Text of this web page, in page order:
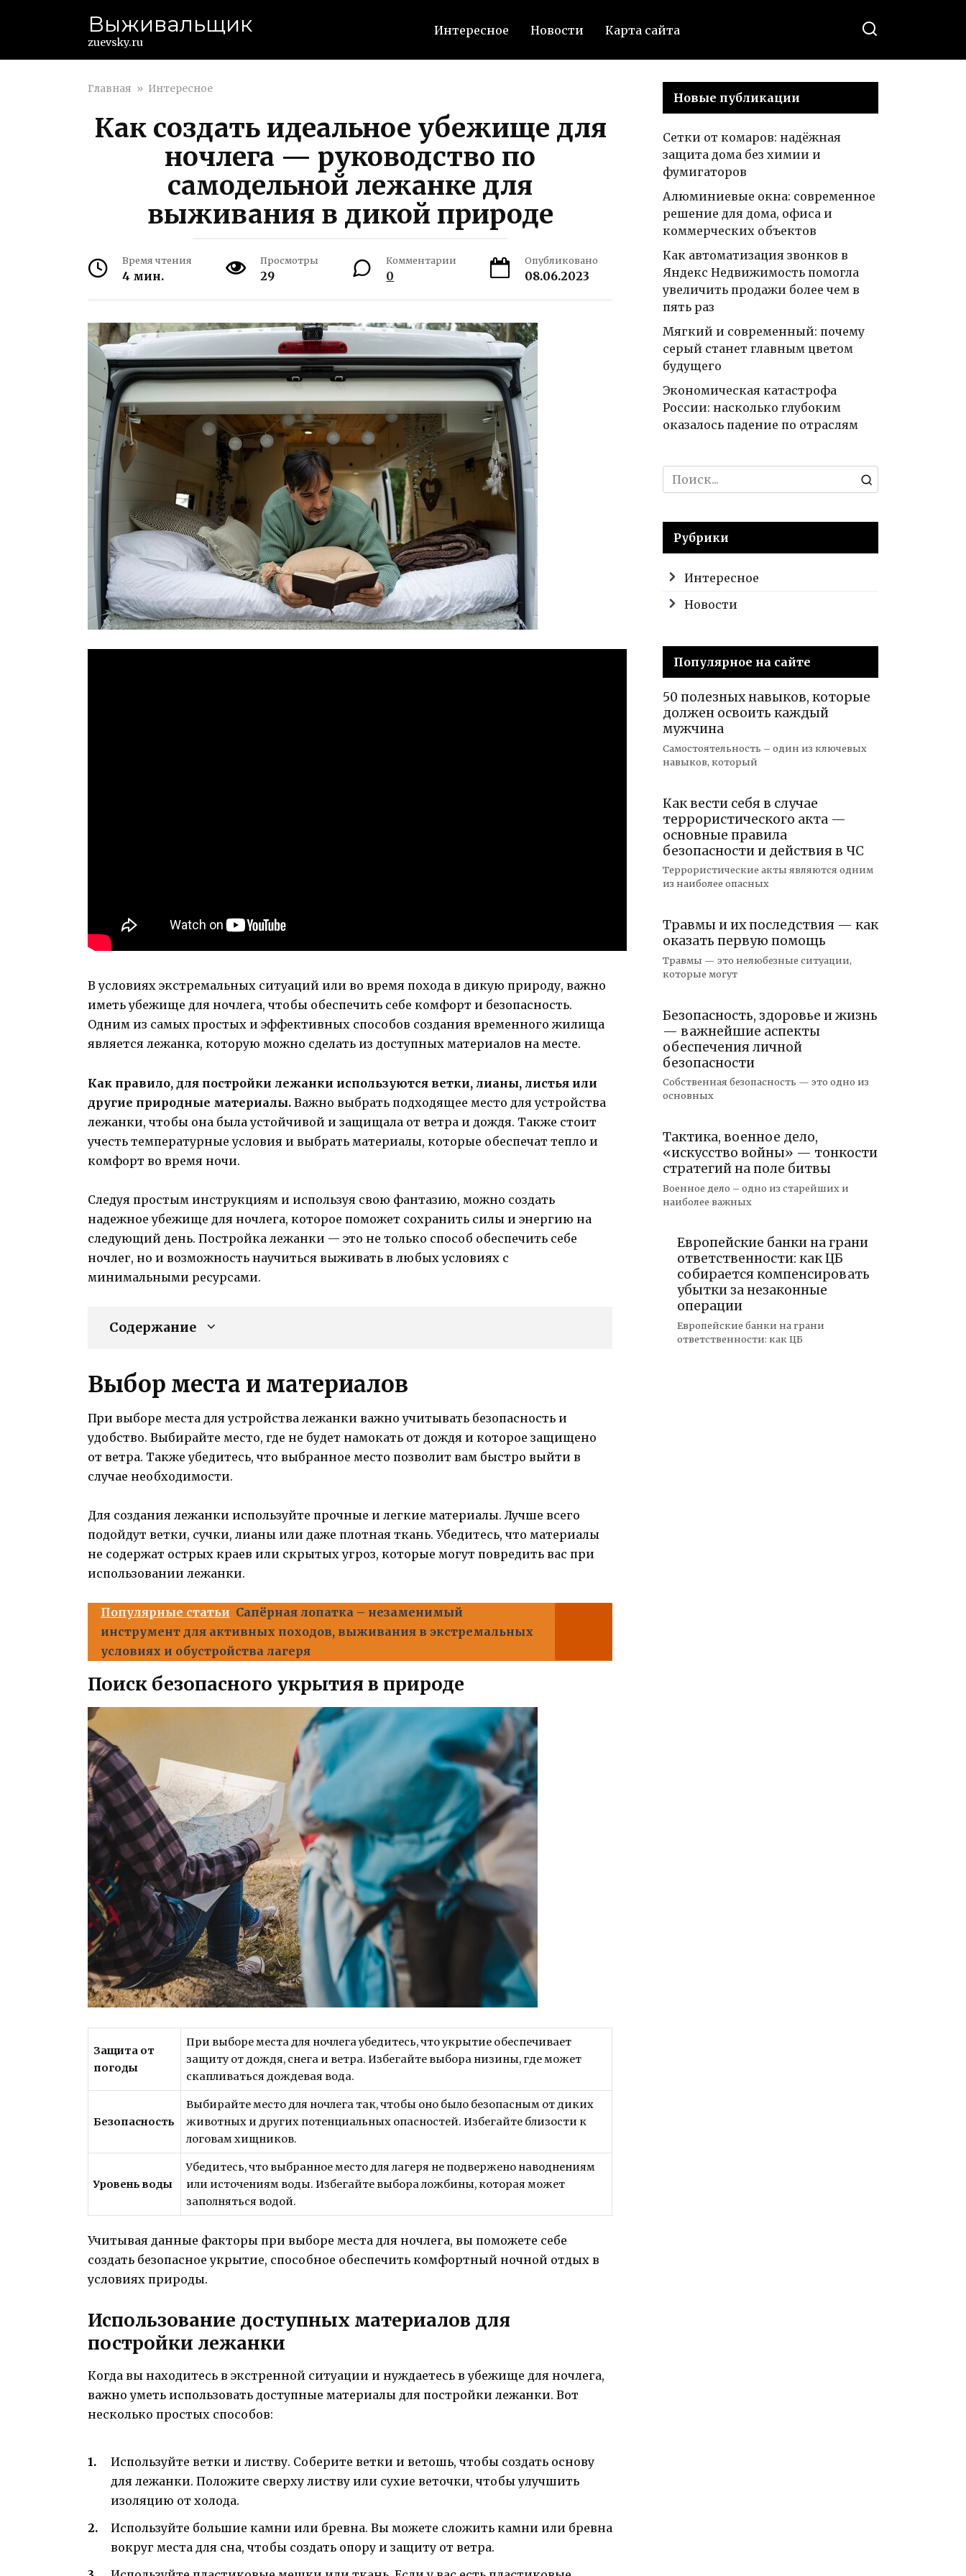
Выживальщик
zuevsky.ru
Интересное Новости Карта сайта
Главная » Интересное
Как создать идеальное убежище для
ночлега — руководство по
самодельной лежанке для
выживания в дикой природе
Время чтения
4 мин.
Просмотры
29
Комментарии
0
Опубликовано
08.06.2023
В условиях экстремальных ситуаций или во время похода в дикую природу, важно
иметь убежище для ночлега, чтобы обеспечить себе комфорт и безопасность.
Одним из самых простых и эффективных способов создания временного жилища
является лежанка, которую можно сделать из доступных материалов на месте.
Как правило, для постройки лежанки используются ветки, лианы, листья или
другие природные материалы. Важно выбрать подходящее место для устройства
лежанки, чтобы она была устойчивой и защищала от ветра и дождя. Также стоит
учесть температурные условия и выбрать материалы, которые обеспечат тепло и
комфорт во время ночи.
Следуя простым инструкциям и используя свою фантазию, можно создать
надежное убежище для ночлега, которое поможет сохранить силы и энергию на
следующий день. Постройка лежанки — это не только способ обеспечить себе
ночлег, но и возможность научиться выживать в любых условиях с
минимальными ресурсами.
Содержание
Выбор места и материалов
При выборе места для устройства лежанки важно учитывать безопасность и
удобство. Выбирайте место, где не будет намокать от дождя и которое защищено
от ветра. Также убедитесь, что выбранное место позволит вам быстро выйти в
случае необходимости.
Для создания лежанки используйте прочные и легкие материалы. Лучше всего
подойдут ветки, сучки, лианы или даже плотная ткань. Убедитесь, что материалы
не содержат острых краев или скрытых угроз, которые могут повредить вас при
использовании лежанки.
Популярные статьи Сапёрная лопатка – незаменимый
инструмент для активных походов, выживания в экстремальных
условиях и обустройства лагеря
Поиск безопасного укрытия в природе
Защита от
погоды
При выборе места для ночлега убедитесь, что укрытие обеспечивает
защиту от дождя, снега и ветра. Избегайте выбора низины, где может
скапливаться дождевая вода.
Безопасность
Выбирайте место для ночлега так, чтобы оно было безопасным от диких
животных и других потенциальных опасностей. Избегайте близости к
логовам хищников.
Уровень воды
Убедитесь, что выбранное место для лагеря не подвержено наводнениям
или источениям воды. Избегайте выбора ложбины, которая может
заполняться водой.
Учитывая данные факторы при выборе места для ночлега, вы поможете себе
создать безопасное укрытие, способное обеспечить комфортный ночной отдых в
условиях природы.
Использование доступных материалов для
постройки лежанки
Когда вы находитесь в экстренной ситуации и нуждаетесь в убежище для ночлега,
важно уметь использовать доступные материалы для постройки лежанки. Вот
несколько простых способов:
Используйте ветки и листву. Соберите ветки и ветошь, чтобы создать основу
для лежанки. Положите сверху листву или сухие веточки, чтобы улучшить
изоляцию от холода.
Используйте большие камни или бревна. Вы можете сложить камни или бревна
вокруг места для сна, чтобы создать опору и защиту от ветра.
Новые публикации
Сетки от комаров: надёжная
защита дома без химии и
фумигаторов
Алюминиевые окна: современное
решение для дома, офиса и
коммерческих объектов
Как автоматизация звонков в
Яндекс Недвижимость помогла
увеличить продажи более чем в
пять раз
Мягкий и современный: почему
серый станет главным цветом
будущего
Экономическая катастрофа
России: насколько глубоким
оказалось падение по отраслям
Search
for:
Рубрики
Интересное
Новости
Популярное на сайте
50 полезных навыков, которые
должен освоить каждый
мужчина
Самостоятельность – один из ключевых
навыков, который
Как вести себя в случае
террористического акта —
основные правила
безопасности и действия в ЧС
Террористические акты являются одним
из наиболее опасных
Травмы и их последствия — как
оказать первую помощь
Травмы — это нелюбезные ситуации,
которые могут
Безопасность, здоровье и жизнь
— важнейшие аспекты
обеспечения личной
безопасности
Собственная безопасность — это одно из
основных
Тактика, военное дело,
«искусство войны» — тонкости
стратегий на поле битвы
Военное дело – одно из старейших и
наиболее важных
Европейские банки на грани
ответственности: как ЦБ
собирается компенсировать
убытки за незаконные
операции
Европейские банки на грани
ответственности: как ЦБ